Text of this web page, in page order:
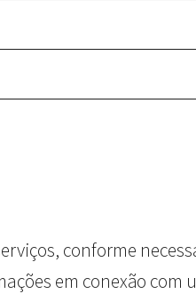
conforme
em conexão com